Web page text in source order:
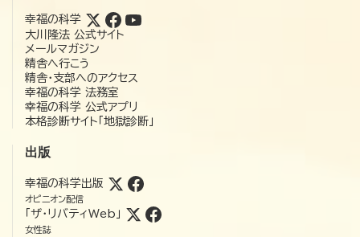
幸福の科学
大川隆法 公式サイト
メールマガジン
精舎へ行こう
精舎・支部へのアクセス
幸福の科学 法務室
幸福の科学 公式アプリ
本格診断サイト「地獄診断」
出版
幸福の科学出版
オピニオン配信
「ザ・リバティWeb」
女性誌